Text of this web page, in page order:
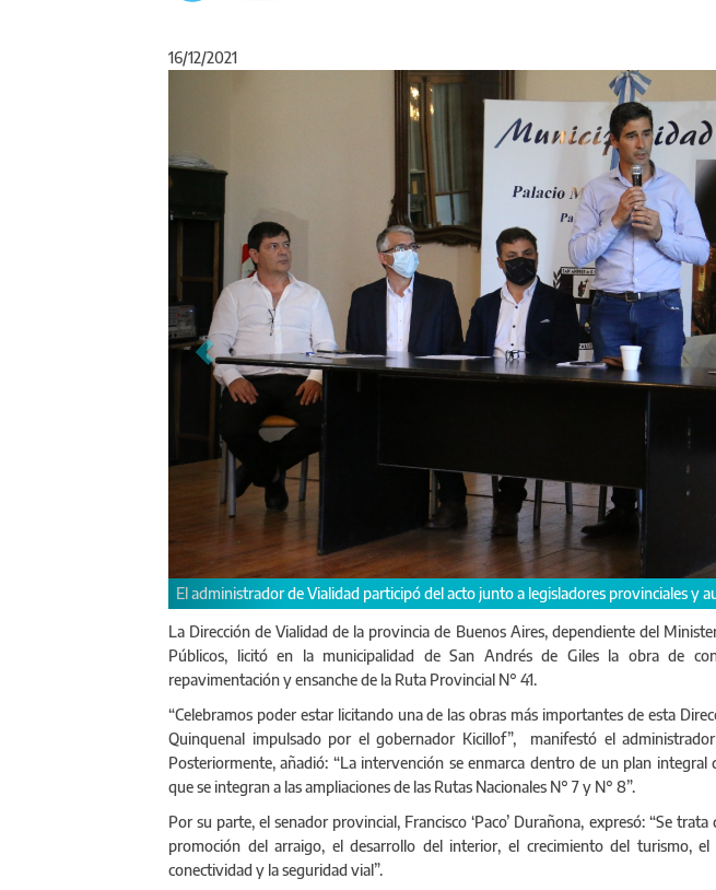
16/12/2021
La obra permitirá convertir la Ruta Provincial N° 41 en autovía
La Dirección de Vialidad de la provincia de Buenos Aires, dependiente del
Públicos, licitó en la municipalidad de San Andrés de Giles la obra de
repavimentación y ensanche de la Ruta Provincial N° 41.
“Celebramos poder estar licitando una de las obras más importantes de esta
Quinquenal impulsado por el gobernador Kicillof”, manifestó el
Posteriormente, añadió: “La intervención se enmarca dentro de un plan integral
que se integran a las ampliaciones de las Rutas Nacionales N° 7 y N° 8”.
Por su parte, el senador provincial, Francisco ‘Paco’ Durañona, expresó: “Se
promoción del arraigo, el desarrollo del interior, el crecimiento del turismo,
conectividad y la seguridad vial”.